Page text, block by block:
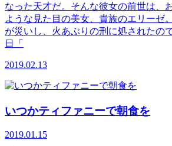
なった天才だ。そんな彼女の前世は、
ような見た目の美女、貴族のエリーゼ
が災いし、火あぶりの刑に処されたの
日「
2019.02.13
いつかティファニーで朝食を
2019.01.15